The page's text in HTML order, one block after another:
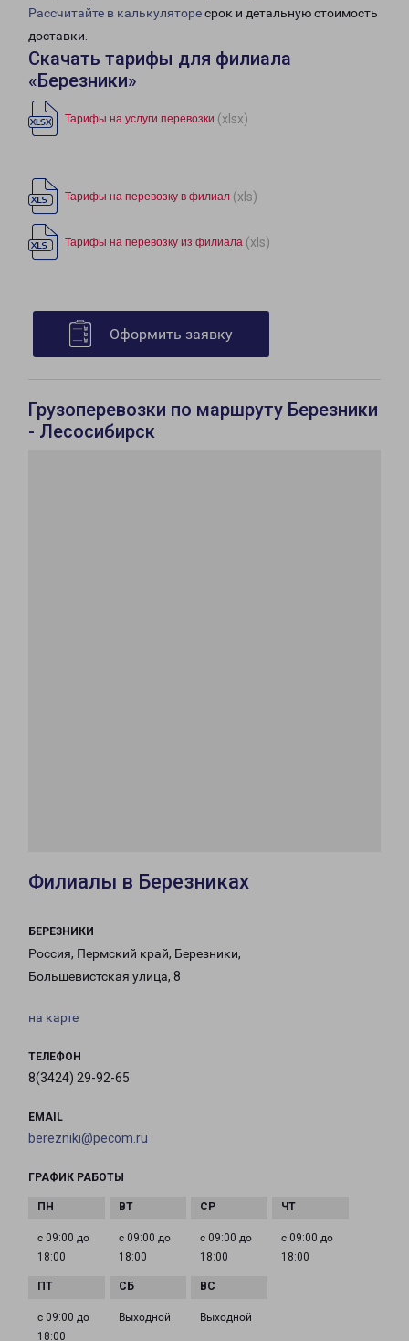
Рассчитайте в калькуляторесрок и детальную стоимость
доставки.
Скачать тарифы для филиала
«Березники»
Тарифы на услуги перевозки (xlsx)
Тарифы на перевозку в филиал (xls)
Тарифы на перевозку из филиала (xls)
Оформить заявку
Грузоперевозки по маршруту Березники
- Лесосибирск
Филиалы в Березниках
БЕРЕЗНИКИ
Россия, Пермский край, Березники,
Большевистская улица, 8
на карте
ТЕЛЕФОН
8(3424) 29-92-65
EMAIL
berezniki@pecom.ru
ГРАФИК РАБОТЫ
с 09:00 до
18:00
с 09:00 до
18:00
с 09:00 до
18:00
с 09:00 до
18:00
с 09:00 до
18:00
Выходной Выходной